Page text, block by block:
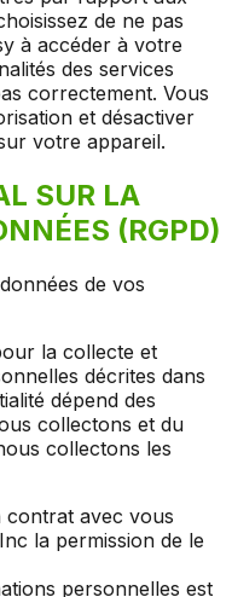
de ne pas
à accéder à votre
des services
correctement. Vous
et désactiver
votre appareil.
SUR LA
(RGPD)
de vos
la collecte et
décrites dans
dépend des
collectons et du
collectons les
avec vous
la permission de le
personnelles est